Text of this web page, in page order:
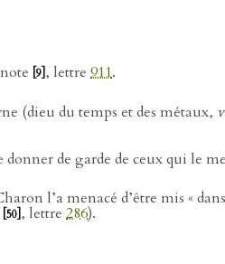
[9] , lettre 911.
(dieu du temps et des métaux, v
donner de garde de ceux qui le
l’a menacé d’être mis «
[50] , lettre 286).